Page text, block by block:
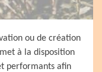
ou de création
à la disposition
performants afin